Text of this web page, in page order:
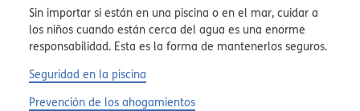
Sin importar si están en una piscina o en el mar, cuidar a
los niños cuando están cerca del agua es una enorme
responsabilidad. Esta es la forma de mantenerlos seguros.
Seguridad en la piscina
Prevención de los ahogamientos